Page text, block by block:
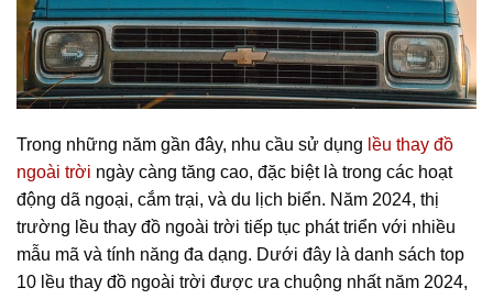
Trong những năm gần đây, nhu cầu sử dụng lều thay đồ
ngoài trời ngày càng tăng cao, đặc biệt là trong các hoạt
động dã ngoại, cắm trại, và du lịch biển. Năm 2024, thị
trường lều thay đồ ngoài trời tiếp tục phát triển với nhiều
mẫu mã và tính năng đa dạng. Dưới đây là danh sách top
10 lều thay đồ ngoài trời được ưa chuộng nhất năm 2024,